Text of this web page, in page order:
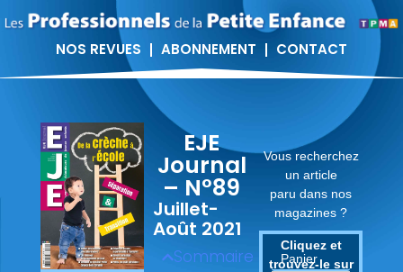
NOS REVUES ABONNEMENT CONTACT
EJE
Journal
– N°89
Juillet-
Août 2021
Sommaire
Vous recherchez
un article
paru dans nos
magazines ?
Cliquez et
trouvez-le sur
Panier